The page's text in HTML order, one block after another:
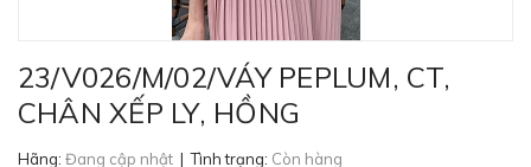
23/V026/M/02/VÁY PEPLUM, CT,
CHÂN XẾP LY, HỒNG
Hãng: Đang cập nhật | Tình trạng: Còn hàng